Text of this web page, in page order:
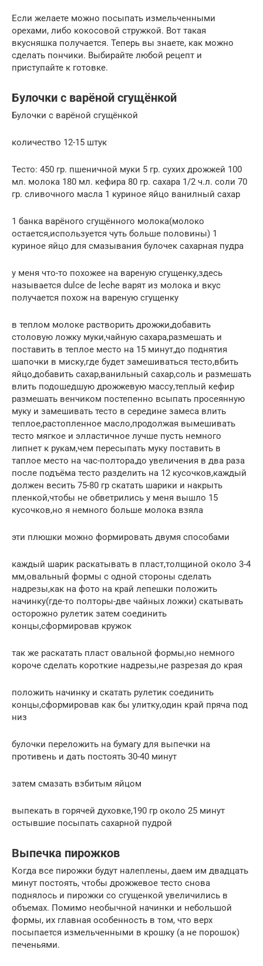
Если желаете можно посыпать измельченными
орехами, либо кокосовой стружкой. Вот такая
вкусняшка получается. Теперь вы знаете, как можно
сделать пончики. Выбирайте любой рецепт и
приступайте к готовке.
Булочки с варёной сгущёнкой
Булочки с варёной сгущёнкой
количество 12-15 штук
Тесто: 450 гр. пшеничной муки 5 гр. сухих дрожжей 100
мл. молока 180 мл. кефира 80 гр. сахара 1/2 ч.л. соли 70
гр. сливочного масла 1 куриное яйцо ванилный сахар
1 банка варёного сгущённого молока(молоко
остается,используется чуть больше половины) 1
куриное яйцо для смазывания булочек сахарная пудра
у меня что-то похожее на вареную сгущенку,здесь
называется dulce de leche варят из молока и вкус
получается похож на вареную сгущенку
в теплом молоке растворить дрожжи,добавить
столовую ложку муки,чайную сахара,размешать и
поставить в теплое место на 15 минут,до поднятия
шапочки в миску,где будет замешиваться тесто,вбить
яйцо,добавить сахар,ванильный сахар,соль и размешать
влить подошедшую дрожжевую массу,теплый кефир
размешать венчиком постепенно всыпать просеянную
муку и замешивать тесто в середине замеса влить
теплое,растопленное масло,продолжая вымешивать
тесто мягкое и элластичное лучше пусть немного
липнет к рукам,чем пересыпать муку поставить в
таплое место на час-полтора,до увеличения в два раза
после подъёма тесто разделить на 12 кусочков,каждый
должен весить 75-80 гр скатать шарики и накрыть
пленкой,чтобы не обветрились у меня вышло 15
кусочков,но я немного больше молока взяла
эти плюшки можно формировать двумя способами
каждый шарик раскатывать в пласт,толщиной около 3-4
мм,овальный формы с одной стороны сделать
надрезы,как на фото на край лепешки положить
начинку(где-то полторы-две чайных ложки) скатывать
осторожно рулетик затем соединить
концы,сформировав кружок
так же раскатать пласт овальной формы,но немного
короче сделать короткие надрезы,не разрезая до края
положить начинку и скатать рулетик соединить
концы,сформировав как бы улитку,один край пряча под
низ
булочки переложить на бумагу для выпечки на
противень и дать постоять 30-40 минут
затем смазать взбитым яйцом
выпекать в горячей духовке,190 гр около 25 минут
остывшие посыпать сахарной пудрой
Выпечка пирожков
Когда все пирожки будут налеплены, даем им двадцать
минут постоять, чтобы дрожжевое тесто снова
поднялось и пирожки со сгущенкой увеличились в
объемах. Помимо необычной начинки и небольшой
формы, их главная особенность в том, что верх
посыпается измельченными в крошку (а не порошок)
печеньями.